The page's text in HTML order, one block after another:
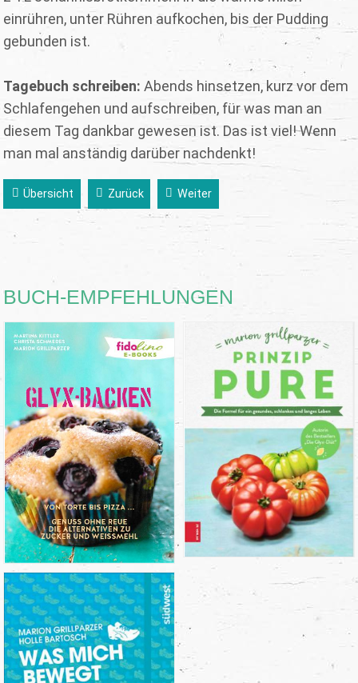
einrühren, unter Rühren aufkochen, bis der Pudding
gebunden ist.
Tagebuch schreiben: Abends hinsetzen, kurz vor dem
Schlafengehen und aufschreiben, für was man an
diesem Tag dankbar gewesen ist. Das ist viel! Wenn
man mal anständig darüber nachdenkt!
Übersicht Zurück Weiter
BUCH-EMPFEHLUNGEN